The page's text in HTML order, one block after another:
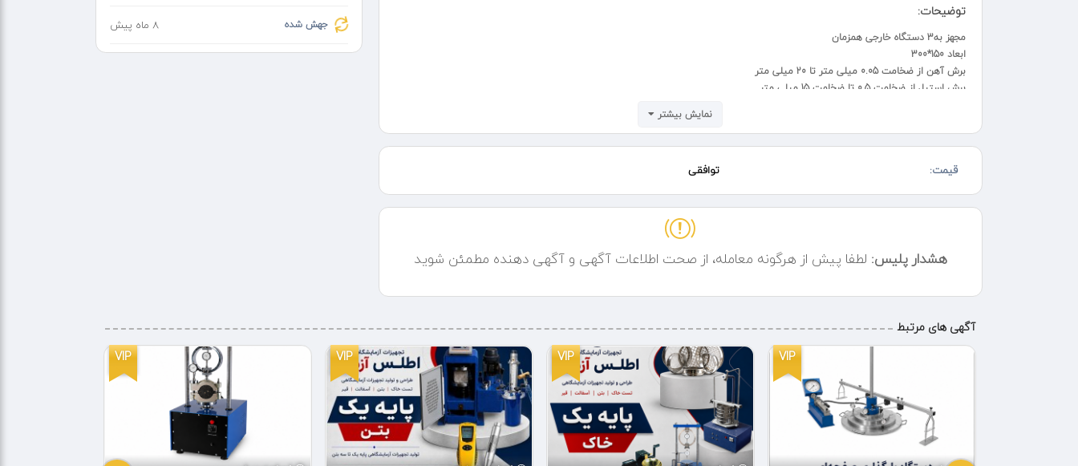
توضیحات:
مجهز به3 دستگاه خارجی همزمان
ابعاد 150*300
برش آهن از ضخامت 0.05 میلی متر تا 20 میلی متر
برش استیل از ضخامت 0.5 تا ضخامت 15 میلی متر
خطا در تیراژ کمتر از 0.005
نمایش بیشتر
قیمت: توافقی
هشدار پلیس: لطفا پیش از هرگونه معامله، از صحت اطلاعات آگهی و آگهی دهنده مطمئن شوید
جهش شده 8 ماه پیش
آگهی های مرتبط
VIP VIP VIP VIP